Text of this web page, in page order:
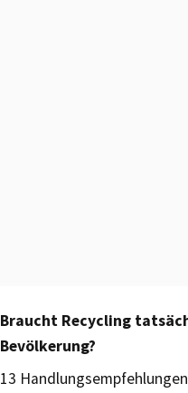
Braucht Recycling
Bevölkerung?
13